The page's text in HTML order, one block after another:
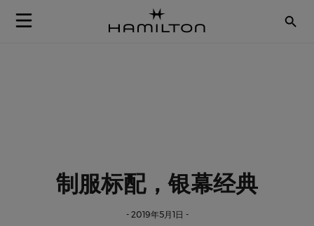
制服标配，银幕经典
- 2019年5月1日 -